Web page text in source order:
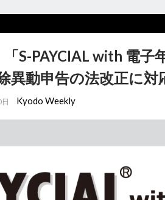
S-PAYCIAL with 電
異動申告の法改正に対
Kyodo Weekly